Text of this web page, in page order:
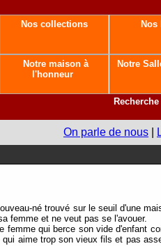
Nos collections Nos
Notre maison à
l'honneur
Notre
Recherche
On parle de nous
né trouvé sur le seuil d'une
femme et ne veut pas se l'avouer.
femme qui berce son vide d'enfant
qui aime trop son vieux fils et pas